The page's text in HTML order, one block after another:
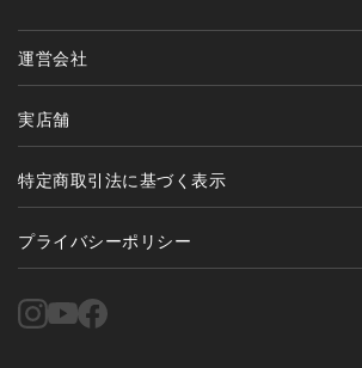
運営会社
実店舗
特定商取引法に基づく表示
プライバシーポリシー